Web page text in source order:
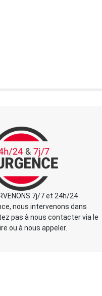
7j/7 et 24h/24
nous intervenons dans
pas à nous contacter via le
ou à nous appeler.